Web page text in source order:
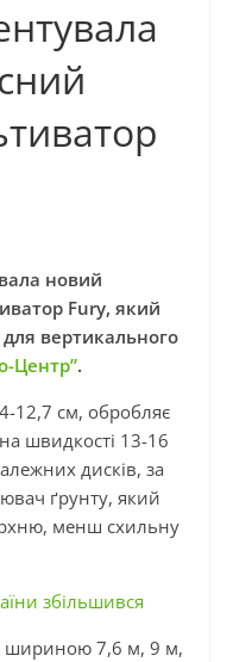
новий
Fury, який
для вертикального
Центр”.
12,7 см, обробляє
швидкості 13-16
дисків, за
ґрунту, який
менш схильну
збільшився
шириною 7,6 м, 9 м,